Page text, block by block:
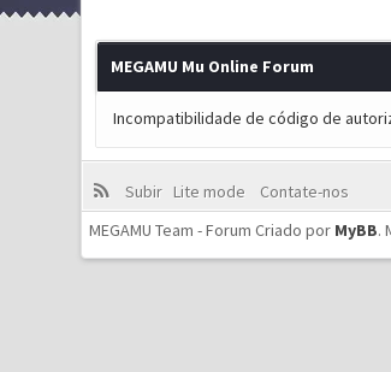
MEGAMU Mu Online Forum
Incompatibilidade de código de
Subir Lite mode
Contate-nos
MEGAMU Team - Forum Criado por MyBB.